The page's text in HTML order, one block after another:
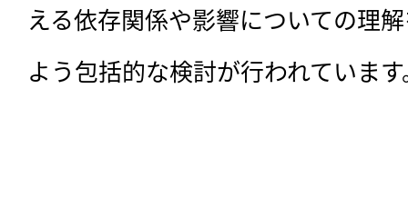
える依存関係や影響についての理
よう包括的な検討が行われていま